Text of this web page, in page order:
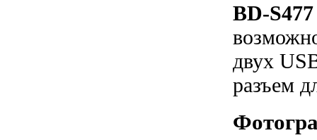
BD-S477
двух
разъем